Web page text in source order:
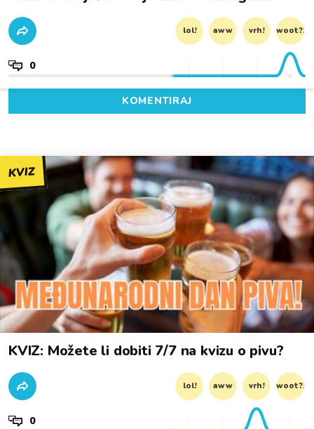
lol! aww vrh! woot?!
0
KOMENTIRAJ
KVIZ
KVIZ: Možete li dobiti 7/7 na kvizu o pivu?
lol! aww vrh! woot?!
0